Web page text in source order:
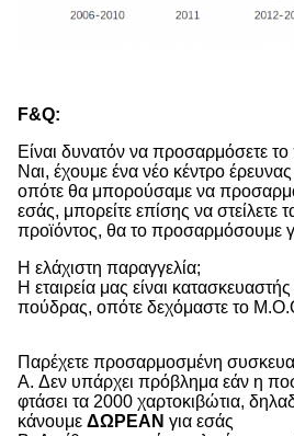
F&Q:
Είναι δυνατόν να προσαρμόσετε το
Ναι, έχουμε ένα νέο κέντρο
οπότε θα μπορούσαμε να
εσάς, μπορείτε επίσης να στείλετε
προϊόντος, θα το προσαρμόσουμε
Η ελάχιστη παραγγελία;
Η εταιρεία μας είναι
πούδρας, οπότε δεχόμαστε το
Παρέχετε προσαρμοσμένη
Α. Δεν υπάρχει πρόβλημα εάν η
φτάσει τα 2000 χαρτοκιβώτια,
κάνουμε ΔΩΡΕΑΝ για εσάς